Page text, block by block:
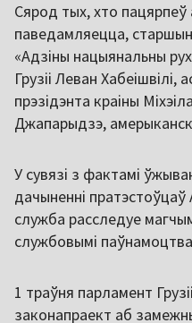
Сярод тых, хто
паведамляецца,
«Адзіны нацыянальны
Грузіі Леван Хабеішвілі,
прэзідэнта краіны
Джапарыдзэ,
У сувязі з фактамі
дачыненні
служба расследуе
службовымі
1 траўня парламент
законапраект аб